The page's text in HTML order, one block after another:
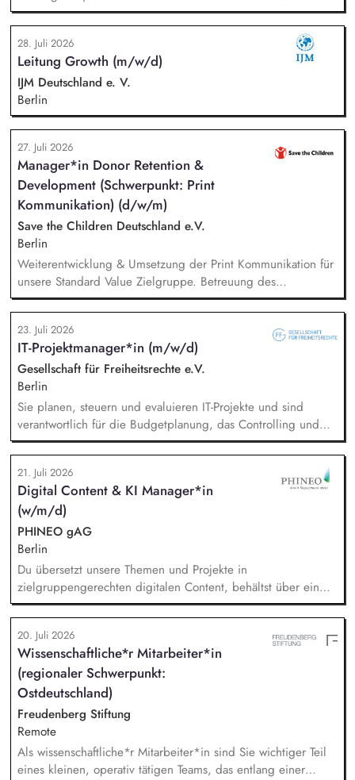
Durchführung von ca. zweistündigen Workshops
verantwortlich. Identifikation, Ansprache und Akquise von
Institutionen und Organisationen für Trainings zum sensiblen
Umgang mit Kinderfotos und -videos (z. B. Kitas, Schulen,
Sportvereine und -verbände, Jugendverbände,
Kinder-/Jugendreiseveranstalter). Eigenständige Konzeption
und Durchführung zielgruppengerechter Trainings in
digitalen Formaten sowie in Präsenz bei Auftraggebern.
28. Juli 2026
Leitung Growth (m/w/d)
IJM Deutschland e. V.
Berlin
27. Juli 2026
Manager*in Donor Retention &
Development (Schwerpunkt: Print
Kommunikation) (d/w/m)
Save the Children Deutschland e.V.
Berlin
Weiterentwicklung & Umsetzung der Print Kommunikation für
unsere Standard Value Zielgruppe. Betreuung des
postalischen Mailing-Programm inkl. der Spendenmagazine
und Spendenaufrufe sowie der Print Kommunikation innerhalb
unserer Donor Journeys. Ko-Produktion von Content für die
Print Kommunikation in enger Zusammenarbeit mit dem Team
Brand, Content & Publikationen. Redaktion und Prüfung von
Content/Texten für andere Kanäle und Medien.
23. Juli 2026
IT-Projektmanager*in (m/w/d)
Gesellschaft für Freiheitsrechte e.V.
Berlin
Sie planen, steuern und evaluieren IT-Projekte und sind
verantwortlich für die Budgetplanung, das Controlling und
die Ressourcenverteilung, Sie steuern das
Wissensmanagement und begleiten die Migration sowie die
fortlaufende Verwaltung unserer Cloud-Dienste, Sie arbeiten
mit der Systemadministration zusammen und sind dabei
verantwortlich für die Kommunikation mit unseren externen
Dienstleistern, Sie tragen die Verantwortung für die Qualität
des First-Level-Supports für das GFF-Team.
21. Juli 2026
Digital Content & KI Manager*in
(w/m/d)
PHINEO gAG
Berlin
Du übersetzt unsere Themen und Projekte in
zielgruppengerechten digitalen Content, behältst über ein
systematisches Performance-Tracking den Erfolg unserer
Seiten und Mailings im Blick und berätst das Team als
strategische*r Sparringspartner*in für digitale Trends,
Plattformfragen und den Einsatz von KI. Du übernimmst die
technische und operative Betreuung unserer gesamten
Webseiten-Landschaft und verantwortest die strategische
Weiterentwicklung von HubSpot.
20. Juli 2026
Wissenschaftliche*r Mitarbeiter*in
(regionaler Schwerpunkt:
Ostdeutschland)
Freudenberg Stiftung
Remote
Als wissenschaftliche*r Mitarbeiter*in sind Sie wichtiger Teil
eines kleinen, operativ tätigen Teams, das entlang einer